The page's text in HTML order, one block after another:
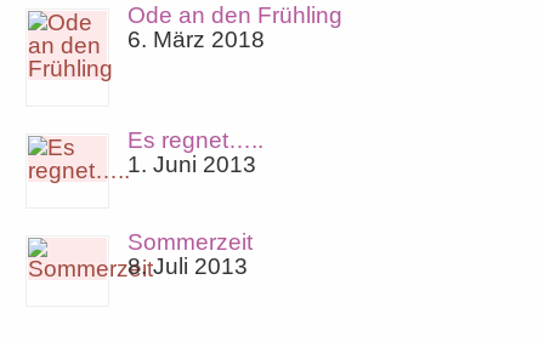
Ode an den Frühling
6. März 2018
Es regnet…..
1. Juni 2013
Sommerzeit
8. Juli 2013